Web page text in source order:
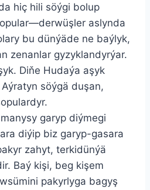
hiç hili söýgi bolup
aslynda
bu dünýäde ne baýlyk,
zenanlar gyzyklandyrýar.
Diňe Hudaýa aşyk
söýgä duşan,
garyp diýmegi
diýip biz garyp-gasara
zahyt, terkidünýä
Baý kişi, beg kişem
pakyrlyga bagyş